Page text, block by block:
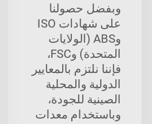
وبفضل حصولنا
على شهادات ISO
وABS (الولايات
المتحدة) وFSC،
فإننا نلتزم بالمعايير
الدولية والمحلية
الصينية للجودة،
وباستخدام معدات